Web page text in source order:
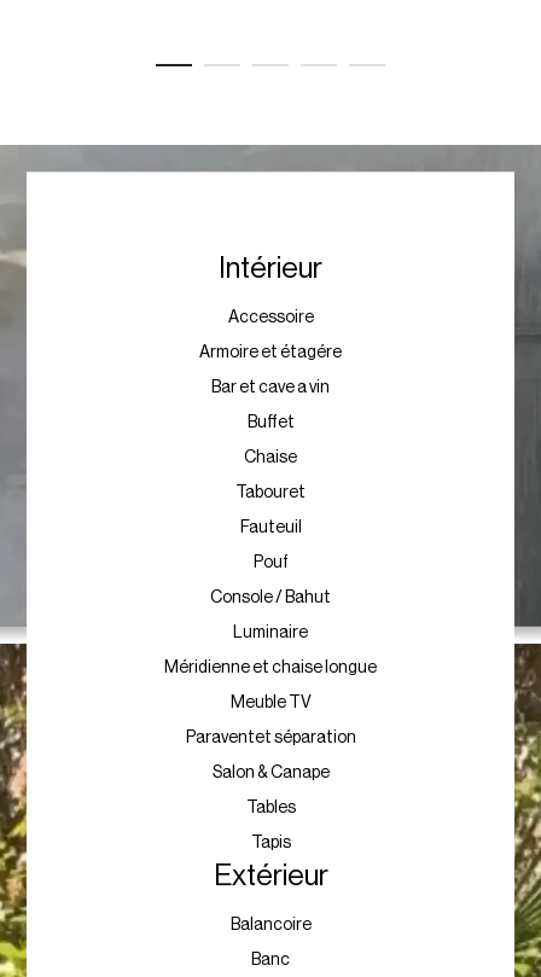
Intérieur
Accessoire
Armoire et étagére
Bar et cave a vin
Buffet
Chaise
Tabouret
Fauteuil
Pouf
Console / Bahut
Luminaire
Méridienne et chaise longue
Meuble TV
Paraventet séparation
Salon & Canape
Tables
Tapis
Extérieur
Balancoire
Banc